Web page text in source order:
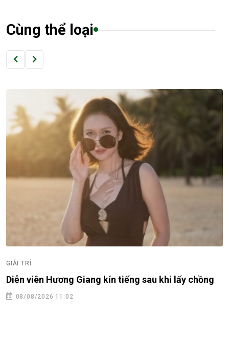
Cùng thể loại
Noo Phước Thịnh và cách tích lũy tài sản: Không ồn
ào, ưu tiên những giá trị bền vững
08/08/2026 10:53